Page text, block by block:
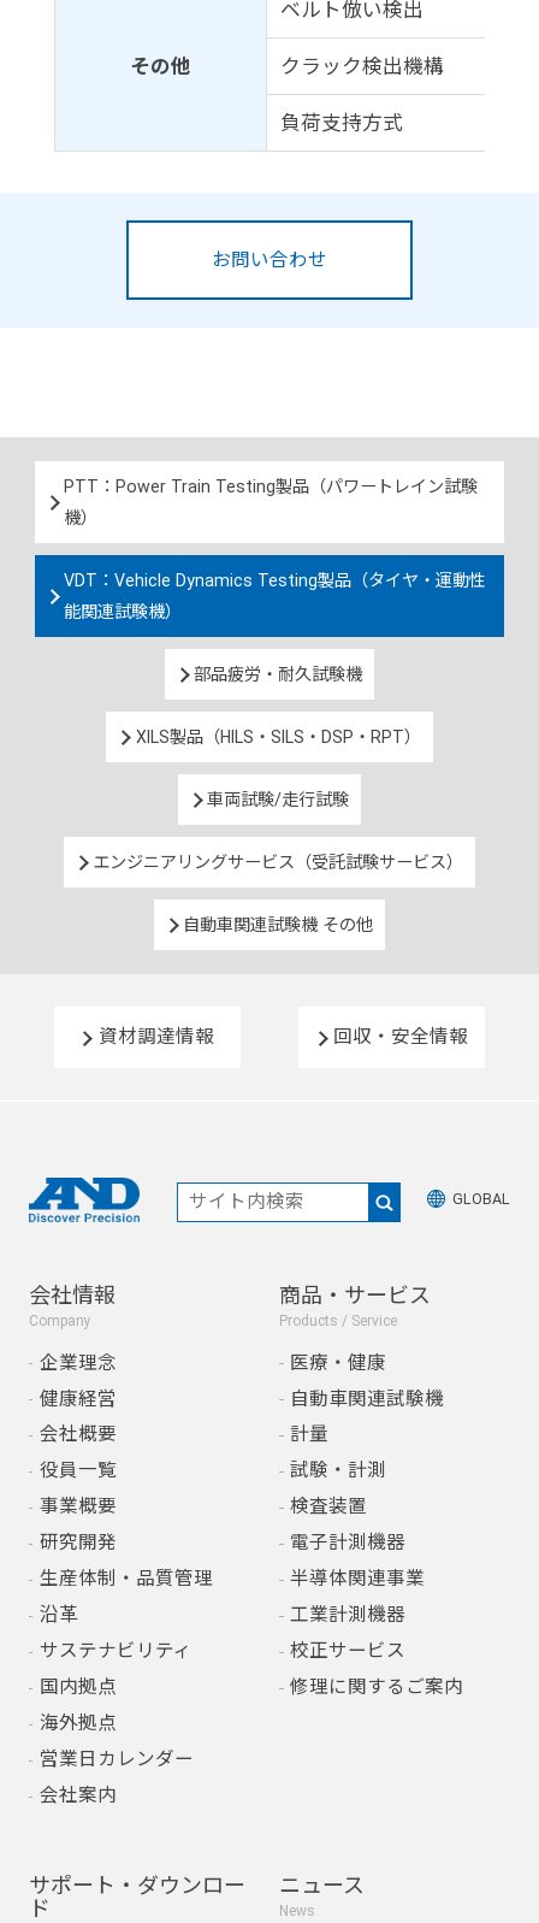
その他
ベルト倣い検出
クラック検出機構
負荷支持方式
お問い合わせ
PTT：Power Train Testing製品（パワートレイン試験
機）
VDT：Vehicle Dynamics Testing製品（タイヤ・運動性
能関連試験機）
部品疲労・耐久試験機
XILS製品（HILS・SILS・DSP・RPT）
車両試験/走行試験
エンジニアリングサービス（受託試験サービス）
自動車関連試験機 その他
資材調達情報 回収・安全情報
GLOBAL
会社情報
Company
企業理念
健康経営
会社概要
役員一覧
事業概要
研究開発
生産体制・品質管理
沿革
サステナビリティ
国内拠点
海外拠点
営業日カレンダー
会社案内
商品・サービス
Products / Service
医療・健康
自動車関連試験機
計量
試験・計測
検査装置
電子計測機器
半導体関連事業
工業計測機器
校正サービス
修理に関するご案内
サポート・ダウンロー
ド
ニュース
News